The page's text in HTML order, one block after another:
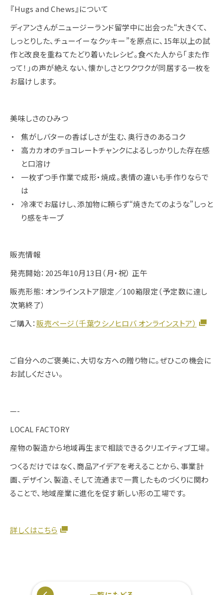
『Hugs and Chews』について
ディアンさんがニュージーランド留学中に出会った“大きくて、
しっとりした、チューイーなクッキー”を原点に、15年以上の試
作と改良を重ねてたどり着いたレシピ。食べた人から「また作
って！」の声が絶えない、懐かしさとワクワクが同居する一枚を
お届けします。
美味しさのひみつ
焦がしバターの香ばしさが生む、奥行きのあるコク
高カカオのチョコレートチャンクによるしっかりした存在感
と口溶け
一枚ずつ手作業で成形・焼成。表情の違いも手作りならで
は
冷凍でお届けし、添加物に頼らず“焼きたてのような”しっと
り感をキープ
販売情報
発売開始：2025年10月13日（月・祝） 正午
販売形態：オンラインストア限定／100箱限定（予定数に達し
次第終了）
ご購入： 販売ページ（千葉ウシノヒロバ オンラインストア）
ご自分へのご褒美に、大切な方への贈り物に。ぜひこの機会に
お試しください。
—-
LOCAL FACTORY
産物の製造から地域再生まで相談できるクリエイティブ工場。
つくるだけではなく、商品アイデアを考えることから、事業計
画、デザイン、製造、そして流通まで一貫したものづくりに関わ
ることで、地域産業に進化を促す新しい形の工場です。
詳しくはこちら